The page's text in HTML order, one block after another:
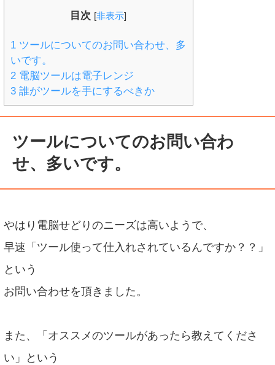
目次 [非表示]
1ツールについてのお問い合わせ、多
いです。
2電脳ツールは電子レンジ
3誰がツールを手にするべきか
ツールについてのお問い合わ
せ、多いです。
やはり電脳せどりのニーズは高いようで、
早速「ツール使って仕入れされているんですか？？」
という
お問い合わせを頂きました。
また、「オススメのツールがあったら教えてくださ
い」という